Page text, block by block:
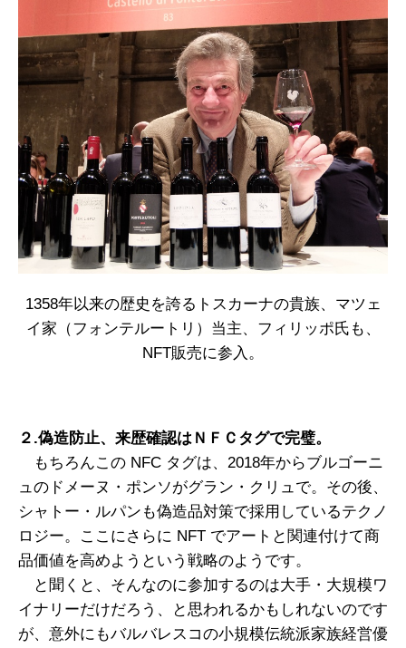
1358年以来の歴史を誇るトスカーナの貴族、マツェ
イ家（フォンテルートリ）当主、フィリッポ氏も、
NFT販売に参入。
２.偽造防止、来歴確認はＮＦＣタグで完璧。
もちろんこの NFC タグは、2018年からブルゴーニ
ュのドメーヌ・ポンソがグラン・クリュで。その後、
シャトー・ルパンも偽造品対策で採用しているテクノ
ロジー。ここにさらに NFT でアートと関連付けて商
品価値を高めようという戦略のようです。
と聞くと、そんなのに参加するのは大手・大規模ワ
イナリーだけだろう、と思われるかもしれないのです
が、意外にもバルバレスコの小規模伝統派家族経営優